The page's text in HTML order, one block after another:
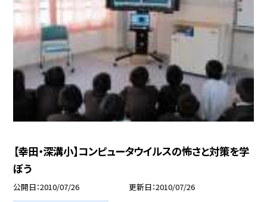
【幸田・深溝小】コンピュータウイルスの怖さと対策を学
ぼう
公開日 2010/07/26 更新日 2010/07/26